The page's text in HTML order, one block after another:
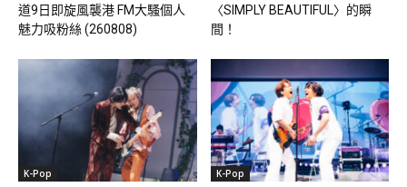
道9日即旋風襲港 FM大騷個人
魅力吸粉絲 (260808)
〈SIMPLY BEAUTIFUL〉的瞬
間！
K-Pop K-Pop